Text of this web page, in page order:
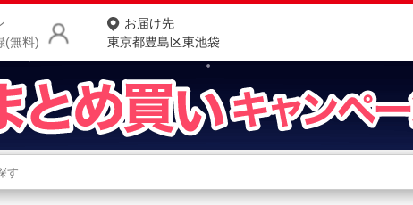
(無料)
お届け先
東京都豊島区東池袋
商品をさがす
ランキングからさがす